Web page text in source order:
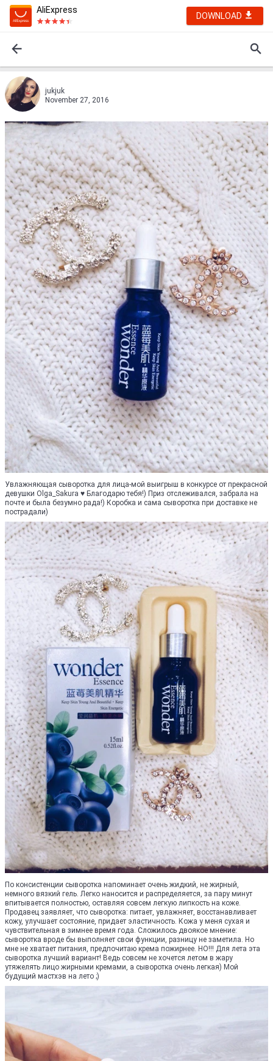
AliExpress
DOWNLOAD
jukjuk
November 27, 2016
Увлажняющая сыворотка для лица-мой выигрыш в конкурсе от прекрасной
девушки Olga_Sakura ♥ Благодарю тебя!) Приз отслеживался, забрала на
почте и была безумно рада!) Коробка и сама сыворотка при доставке не
пострадали)
По консистенции сыворотка напоминает очень жидкий, не жирный,
немного вязкий гель. Легко наносится и распределяется, за пару минут
впитывается полностью, оставляя совсем легкую липкость на коже.
Продавец заявляет, что сыворотка: питает, увлажняет, восстанавливает
кожу, улучшает состояние, придает эластичность. Кожа у меня сухая и
чувствительная в зимнее время года. Сложилось двоякое мнение:
сыворотка вроде бы выполняет свои функции, разницу не заметила. Но
мне не хватает питания, предпочитаю крема пожирнее. НО!!! Для лета эта
сыворотка лучший вариант! Ведь совсем не хочется летом в жару
утяжелять лицо жирными кремами, а сыворотка очень легкая) Мой
будущий мастхэв на лето ;)